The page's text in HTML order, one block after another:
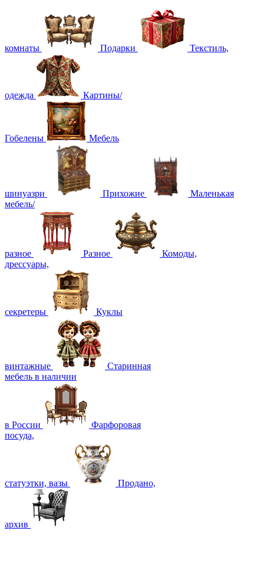
комнаты Подарки Текстиль,
одежда Картины/
Гобелены Мебель
шинуазри Прихожие
Маленькая
мебель/
разное Разное
Комоды,
дрессуары,
секретеры Куклы
винтажные
Старинная
мебель в наличии
в России
Фарфоровая
посуда,
статуэтки, вазы Продано,
архив